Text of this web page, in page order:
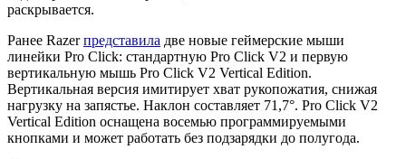
раскрывается.
Ранее Razerпредставила две новые геймерские мыши
линейки Pro Click: стандартную Pro Click V2 и первую
вертикальную мышь Pro Click V2 Vertical Edition.
Вертикальная версия имитирует хват рукопожатия, снижая
нагрузку на запястье. Наклон составляет 71,7°. Pro Click V2
Vertical Edition оснащена восемью программируемыми
кнопками и может работать без подзарядки до полугода.